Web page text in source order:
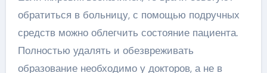
обратиться в больницу, с помощью подручных
средств можно облегчить состояние пациента.
Полностью удалять и обезвреживать
образование необходимо у докторов, а не в